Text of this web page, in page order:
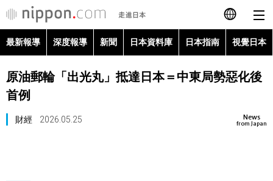
日本語
English
最新報導
最新報導 深度報導 新聞 日本資料庫 日本指南 視覺日本
原油郵輪「出光丸」抵達日本＝中東局勢惡化後
首例
News
from Japan
財經 2026.05.25